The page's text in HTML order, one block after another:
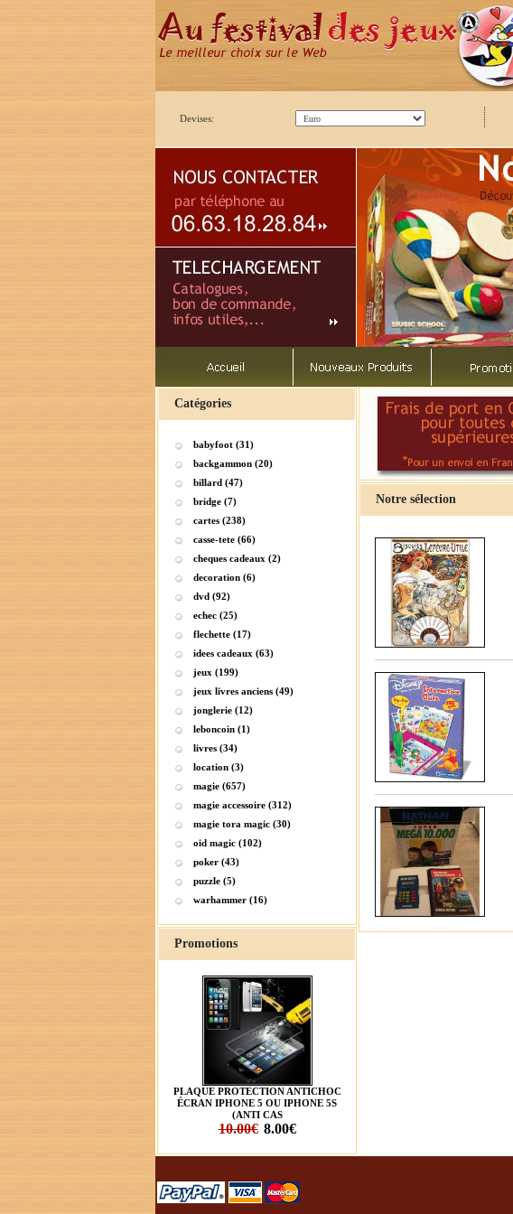
Devises:
Catégories
babyfoot (31)
backgammon (20)
billard (47)
bridge (7)
cartes (238)
casse-tete (66)
cheques cadeaux (2)
decoration (6)
dvd (92)
echec (25)
flechette (17)
idees cadeaux (63)
jeux (199)
jeux livres anciens (49)
jonglerie (12)
leboncoin (1)
livres (34)
location (3)
magie (657)
magie accessoire (312)
magie tora magic (30)
oid magic (102)
poker (43)
puzzle (5)
warhammer (16)
Promotions
PLAQUE PROTECTION ANTICHOC
ÉCRAN IPHONE 5 OU IPHONE 5S
(ANTI CAS
10.00€ 8.00€
Notre sélection